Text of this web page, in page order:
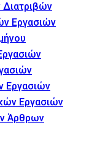
Εργασιών
Εργασιών
Εργασιών
Άρθρων